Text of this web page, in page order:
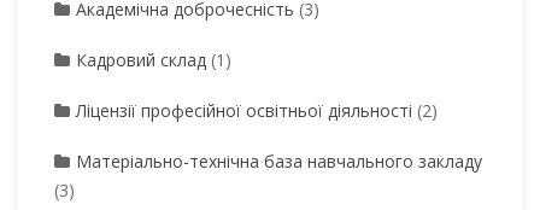
Академічна доброчесність (3)
Кадровий склад (1)
Ліцензії професійної освітньої діяльності (2)
Матеріально-технічна база навчального закладу
(3)